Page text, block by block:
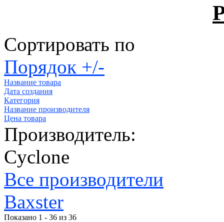
Сортировать по
Порядок +/-
Название товара
Дата создания
Категория
Название производителя
Цена товара
Производитель:
Cyclone
Все производители
Baxster
Показано 1 - 36 из 36